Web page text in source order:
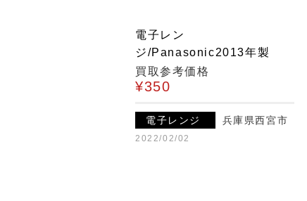
電子レン
ジ/Panasonic2013年製
買取参考価格
¥350
電子レンジ 兵庫県西宮市
2022/02/02